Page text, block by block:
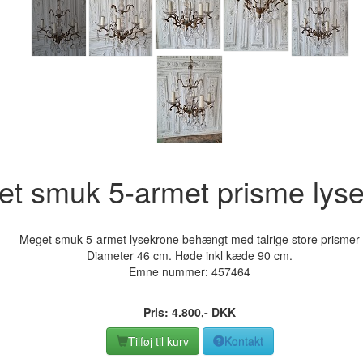
smuk 5-armet prisme
Meget smuk 5-armet lysekrone behængt med talrige store prismer
Diameter 46 cm. Høde inkl kæde 90 cm.
Emne nummer: 457464
Pris: 4.800,- DKK
Tilføj til kurv
Kontakt